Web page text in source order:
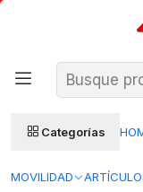
Categorías
MOVILIDAD
SANTIAGO: ENTREGA
REGIONES 48–72
Insumos
Vestimenta Clinica
Cubre Calzado